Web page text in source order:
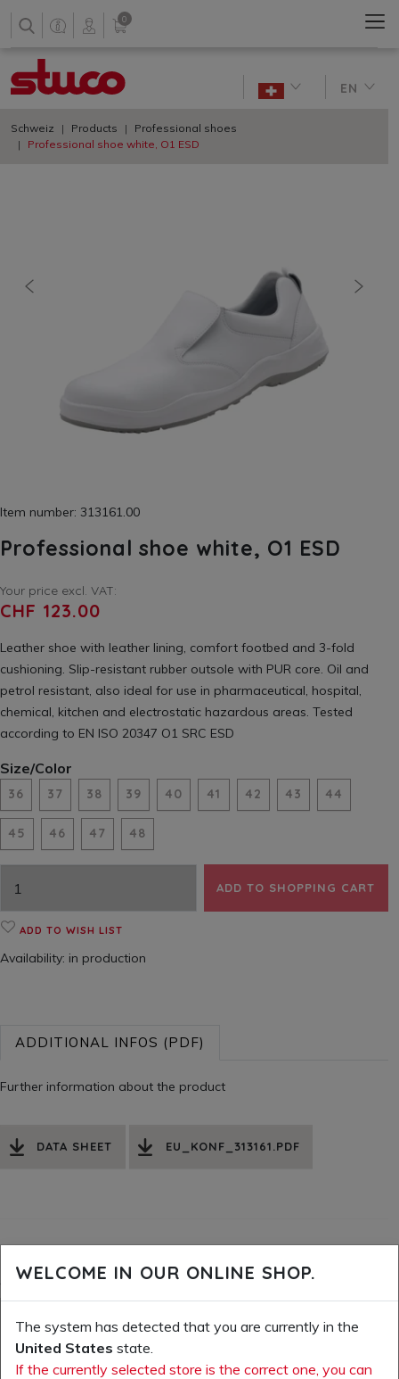
0
EN
Schweiz Products
Professional shoes
Professional shoe white, O1 ESD
previous
Item number: 313161.00
Professional shoe white, O1 ESD
Your price excl. VAT:
CHF 123.00
Leather shoe with leather lining, comfort footbed and 3-fold
cushioning. Slip-resistant rubber outsole with PUR core. Oil and
petrol resistant, also ideal for use in pharmaceutical, hospital,
chemical, kitchen and electrostatic hazardous areas. Tested
according to EN ISO 20347 O1 SRC ESD
Size/Color
36 37 38 39 40 41 42 43 44
45 46 47 48
ADD TO SHOPPING CART
ADD TO WISH LIST
Availability: in production
ADDITIONAL INFOS (PDF)
Further information about the product
DATA SHEET EU_KONF_313161.PDF
SUITABLE ACCESSORIES
WELCOME IN OUR ONLINE SHOP.
The system has detected that you are currently in the
United States state.
If the currently selected store is the correct one, you can